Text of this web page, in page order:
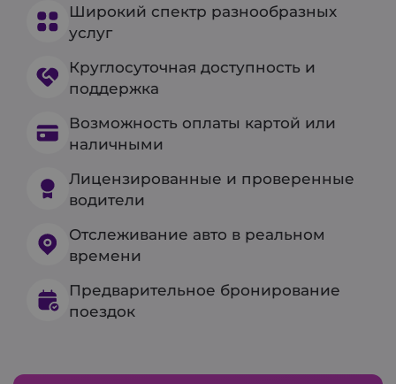
Широкий спектр разнообразных
услуг
Круглосуточная доступность и
поддержка
Возможность оплаты картой или
наличными
Лицензированные и проверенные
водители
Отслеживание авто в реальном
времени
Предварительное бронирование
поездок